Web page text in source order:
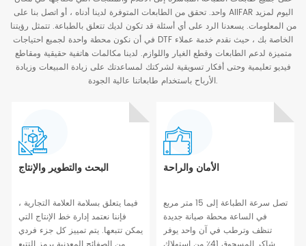
واحد. تحقق من الطابعات المتوفرة لدينا أدناه ، أو اتصل بنا على AIIFAR اليوم لمزيد
من المعلومات. يسعدنا الرد على أي أسئلة قد تكون لديك تتعلق بالطباعة. تتمثل رؤيتنا
في أن نكون محطة واحدة لجميع احتياجات DTF الخاصة بك ، حيث نقدم خدمة عملاء
متميزة لدعم الطابعات وقطع الغيار واللوازم. لدينا مكالمات هاتفية حقيقية ومقاطع
فيديو تعليمية وحتى أفكار تسويقية لشركتك لمساعدتك على زيادة المبيعات وزيادة
الأرباح باستخدام طابعاتنا عالية الجودة.
البحث والتطوير والإنتاج
فيما يتعلق بسلامة العلامة التجارية ،
فإننا نعتمد إدارة خط الإنتاج التي
يمكن تتبعها. يتم تمييز كل جزء فردي
الأمان والراحة
تصل سرعة الطباعة إلى 15 متر مربع
في الساعة محطة صيانة جديدة
تنظف وترطب في آن واحد يوفر